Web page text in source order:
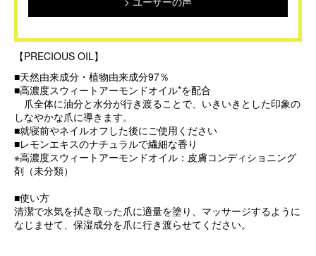
【PRECIOUS OIL】
■天然由来成分・植物由来成分97％
■高濃度スウィートアーモンドオイル*を配合
爪全体に油分と水分が行き渡ることで、いきいきとした印象の
しなやかな爪に導きます。
■就寝前やネイルオフした後にご使用ください
■レモンエキスのナチュラルで繊細な香り
※高濃度スウィートアーモンドオイル：皮膚コンディショニング
剤（未分類）
■使い方
清潔で水気を拭き取った爪に適量を塗り、マッサージするように
なじませて、保湿成分を爪に行き渡らせてください。